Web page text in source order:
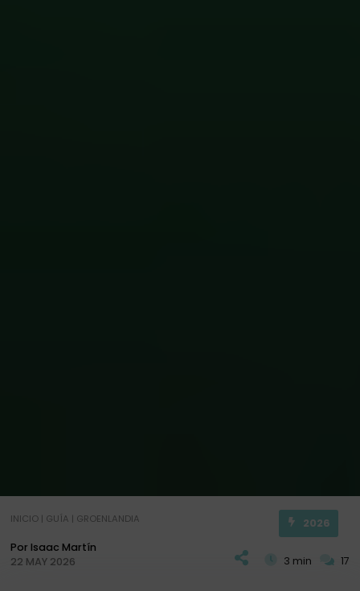
INICIO| GUÍA | GROENLANDIA
2026
Por Isaac Martín
22 MAY 2026
3 min 17